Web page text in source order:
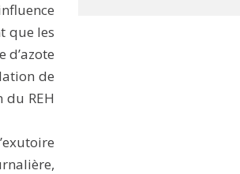
que les
d’azote
de
REH